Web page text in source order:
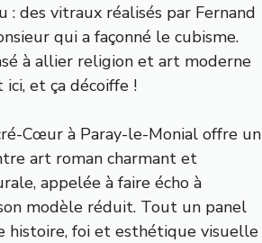
des vitraux réalisés par Fernand
qui a façonné le cubisme.
à allier religion et art moderne
ici, et ça décoiffe !
Cœur à Paray-le-Monial offre un
art roman charmant et
appelée à faire écho à
modèle réduit. Tout un panel
histoire, foi et esthétique visuelle